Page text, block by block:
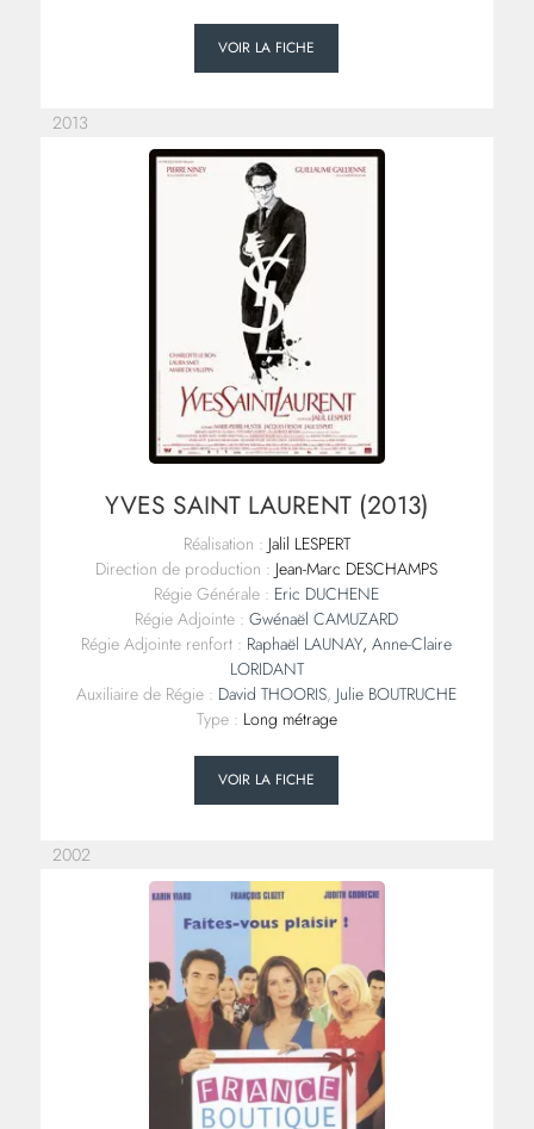
VOIR LA FICHE
2013
YVES SAINT LAURENT (2013)
Réalisation : Jalil LESPERT
Direction de production : Jean-Marc DESCHAMPS
Régie Générale : Eric DUCHENE
Régie Adjointe : Gwénaël CAMUZARD
Régie Adjointe renfort : Raphaël LAUNAY,Anne-Claire
LORIDANT
Auxiliaire de Régie : David THOORIS, Julie BOUTRUCHE
Type : Long métrage
VOIR LA FICHE
2002